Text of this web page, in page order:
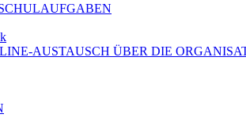
AUSTAUSCH ÜBER DIE